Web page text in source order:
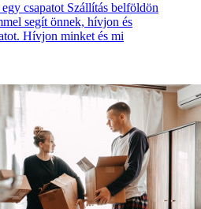
csapatot Szállítás belföldön
segít önnek, hívjon és
Hívjon minket és mi